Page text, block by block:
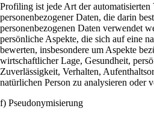
Profiling ist jede Art der automatisierten
personenbezogener Daten, die darin
personenbezogenen Daten verwendet
persönliche Aspekte, die sich auf eine
bewerten, insbesondere um Aspekte
wirtschaftlicher Lage, Gesundheit,
Zuverlässigkeit, Verhalten,
natürlichen Person zu analysieren oder
f) Pseudonymisierung